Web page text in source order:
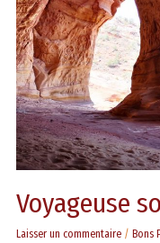
Voyageuse
Laisser un commentaire /Bons
!